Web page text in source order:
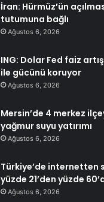
İran: Hürmüz’ün
tutumuna bağlı
Ağustos 6, 2026
ING: Dolar Fed faiz
ile gücünü koruyor
Ağustos 6, 2026
Mersin’de 4 merkez
yağmur suyu yatırımı
Ağustos 6, 2026
Türkiye’de internetten
yüzde 21’den yüzde
Ağustos 6, 2026